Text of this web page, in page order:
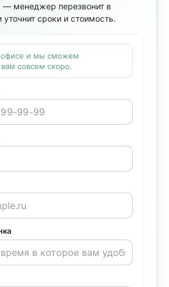
— менеджер перезвонит в
сроки и стоимость.
офисе и мы сможем
совсем скоро.